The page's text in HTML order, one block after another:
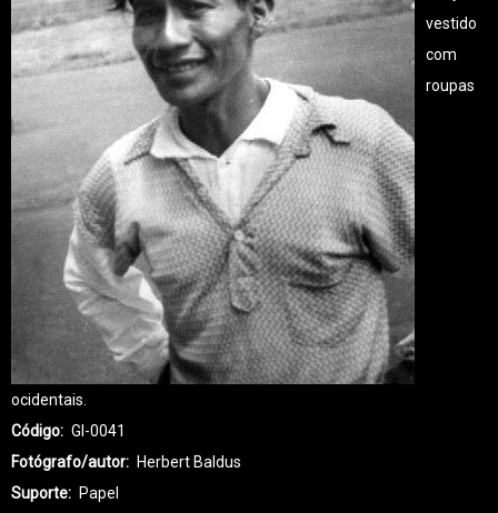
vestido
com
roupas
ocidentais.
Código
GI-0041
Fotógrafo/autor
Herbert Baldus
Suporte
Papel